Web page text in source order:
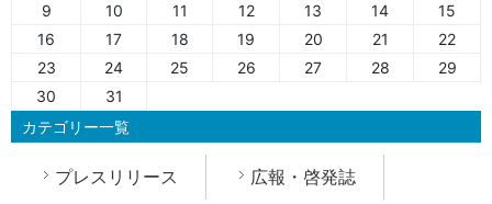
9
10 11 12 13 14
15
16
17 18 19 20 21
22
23
24 25 26 27 28
29
30
31
カテゴリー一覧
プレスリリース 広報・啓発誌